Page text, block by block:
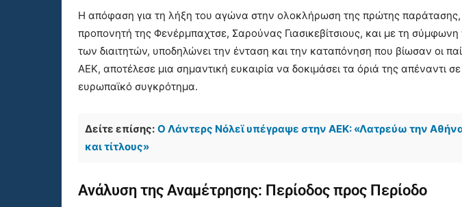
Η απόφαση για τη λήξη του αγώνα στην ολοκλήρωση της πρώτης παράτασης,
προπονητή της Φενέρμπαχτσε, Σαρούνας Γιασικεβίτσιους, και με τη
των διαιτητών, υποδηλώνει την ένταση και την καταπόνηση που βίωσαν οι
ΑΕΚ, αποτέλεσε μια σημαντική ευκαιρία να δοκιμάσει τα όριά της απέναντι
ευρωπαϊκό συγκρότημα.
Δείτε επίσης: Ο Λάντερς Νόλεϊ υπέγραψε στην ΑΕΚ: «Λατρεύω την
και τίτλους»
Ανάλυση της Αναμέτρησης: Περίοδος προς Περίοδο